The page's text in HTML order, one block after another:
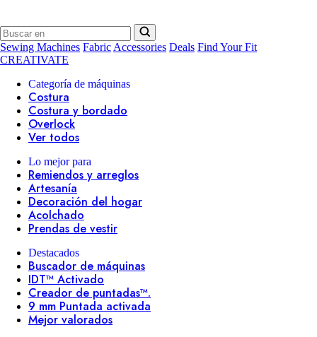
Sewing Machines Fabric Accessories Deals Find Your Fit
CREATIVATE
Categoría de máquinas
Costura
Costura y bordado
Overlock
Ver todos
Lo mejor para
Remiendos y arreglos
Artesanía
Decoración del hogar
Acolchado
Prendas de vestir
Destacados
Buscador de máquinas
IDT™ Activado
Creador de puntadas™.
9 mm Puntada activada
Mejor valorados